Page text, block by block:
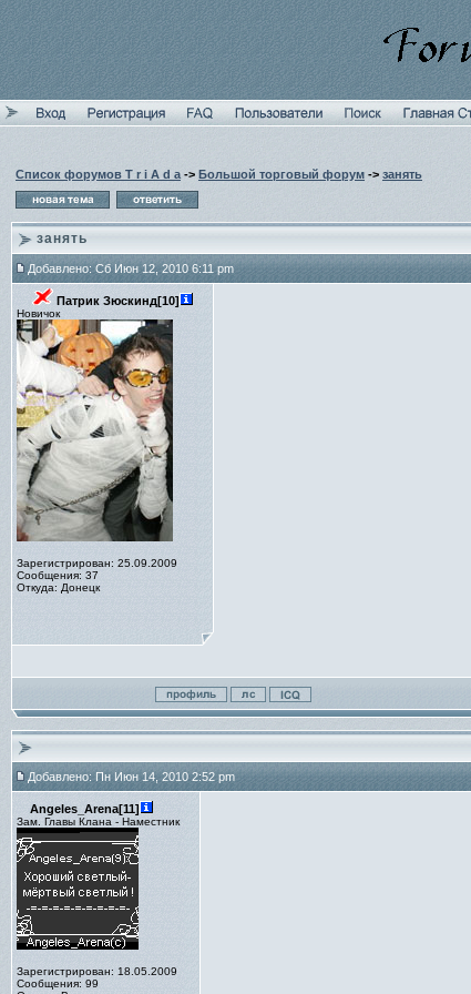
Список форумов T r i A d a -> Большой торговый форум -> занять
занять
Добавлено: Сб Июн 12, 2010 6:11 pm
Патрик Зюскинд[10]
Новичок
Зарегистрирован: 25.09.2009
Сообщения: 37
Откуда: Донецк
Добавлено: Пн Июн 14, 2010 2:52 pm
Angeles_Arena[11]
Зам. Главы Клана - Наместник
Зарегистрирован: 18.05.2009
Сообщения: 99